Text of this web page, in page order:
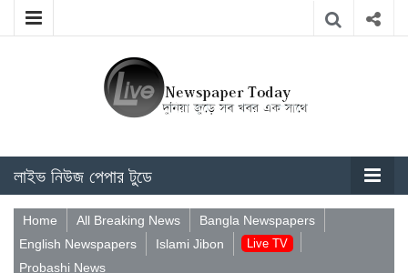
লাইভ নিউজ পেপার টুডে
Home All Breaking News
Bangla Newspapers
English Newspapers
Islami Jibon Live TV
Probashi News